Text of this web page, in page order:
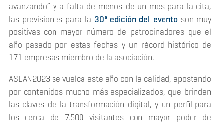
avanzando” y a falta de menos de un mes para la cita,
las previsiones para la 30ª edición del evento son muy
positivas con mayor número de patrocinadores que el
año pasado por estas fechas y un récord histórico de
171 empresas miembro de la asociación.
ASLAN2023 se vuelca este año con la calidad, apostando
por contenidos mucho más especializados, que brinden
las claves de la transformación digital, y un perfil para
los cerca de 7.500 visitantes con mayor poder de